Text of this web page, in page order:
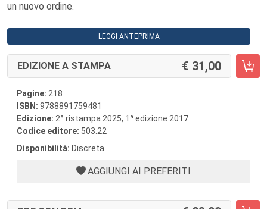
un nuovo ordine.
LEGGI ANTEPRIMA
EDIZIONE A STAMPA 31,00
Pagine: 218
ISBN: 9788891759481
Edizione: 2a ristampa 2025, 1 a edizione 2017
Codice editore: 503.22
Disponibilità: Discreta
AGGIUNGI AI PREFERITI